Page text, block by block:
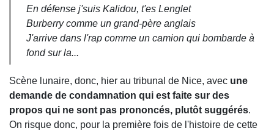
En défense j'suis Kalidou, t'es Lenglet
Burberry comme un grand-père anglais
J'arrive dans l'rap comme un camion qui bombarde à
fond sur la...
Scène lunaire, donc, hier au tribunal de Nice, avec une
demande de condamnation qui est faite sur des
propos qui ne sont pas prononcés, plutôt suggérés.
On risque donc, pour la première fois de l'histoire de cette